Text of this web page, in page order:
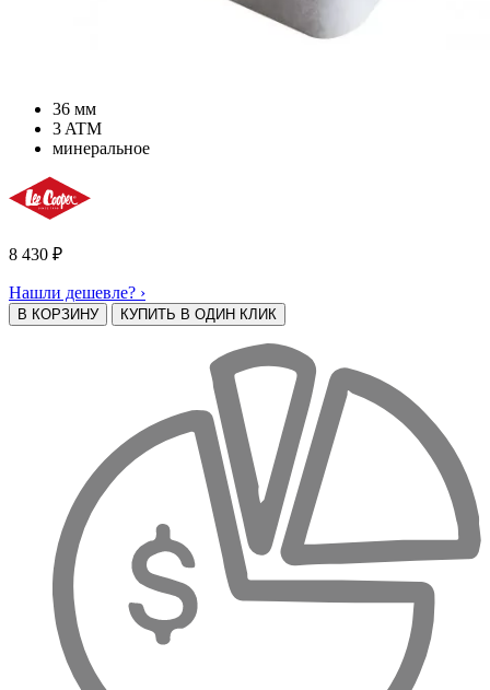
36 мм
3 ATM
минеральное
8 430 ₽
Нашли дешевле? ›
В КОРЗИНУ КУПИТЬ В ОДИН КЛИК